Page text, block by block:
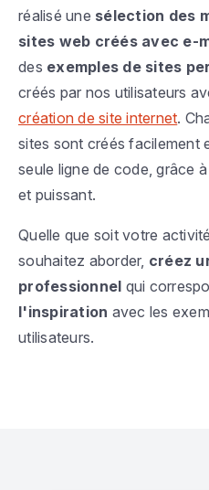
réalisé une sélection des
sites web créés avec e-
des exemples de sites
créés par nos utilisateurs
création de site internet.
sites sont créés facilement
seule ligne de code, grâce
et puissant.
Quelle que soit votre
souhaitez aborder, créez
professionnel qui
l'inspiration avec les
utilisateurs.